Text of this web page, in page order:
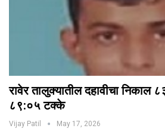
रावेर तालुक्यातील दहावीचा निकाल
८९:०५ टक्के
Vijay Patil May 17, 2026